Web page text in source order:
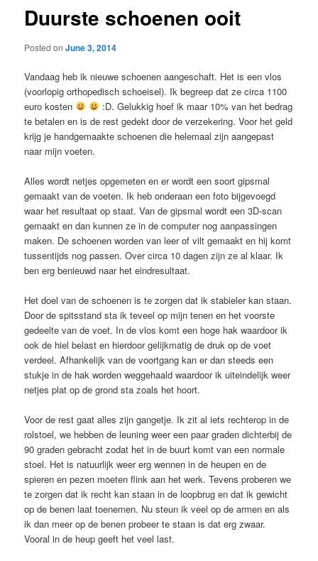
Duurste schoenen ooit
Posted onJune 3, 2014
Vandaag heb ik nieuwe schoenen aangeschaft. Het is een vlos
(voorlopig orthopedisch schoeisel). Ik begreep dat ze circa 1100
euro kosten
:D. Gelukkig hoef ik maar 10% van het bedrag
te betalen en is de rest gedekt door de verzekering. Voor het geld
krijg je handgemaakte schoenen die helemaal zijn aangepast
naar mijn voeten.
Alles wordt netjes opgemeten en er wordt een soort gipsmal
gemaakt van de voeten. Ik heb onderaan een foto bijgevoegd
waar het resultaat op staat. Van de gipsmal wordt een 3D-scan
gemaakt en dan kunnen ze in de computer nog aanpassingen
maken. De schoenen worden van leer of vilt gemaakt en hij komt
tussentijds nog passen. Over circa 10 dagen zijn ze al klaar. Ik
ben erg benieuwd naar het eindresultaat.
Het doel van de schoenen is te zorgen dat ik stabieler kan staan.
Door de spitsstand sta ik teveel op mijn tenen en het voorste
gedeelte van de voet. In de vlos komt een hoge hak waardoor ik
ook de hiel belast en hierdoor gelijkmatig de druk op de voet
verdeel. Afhankelijk van de voortgang kan er dan steeds een
stukje in de hak worden weggehaald waardoor ik uiteindelijk weer
netjes plat op de grond sta zoals het hoort.
Voor de rest gaat alles zijn gangetje. Ik zit al iets rechterop in de
rolstoel, we hebben de leuning weer een paar graden dichterbij de
90 graden gebracht zodat het in de buurt komt van een normale
stoel. Het is natuurlijk weer erg wennen in de heupen en de
spieren en pezen moeten flink aan het werk. Tevens proberen we
te zorgen dat ik recht kan staan in de loopbrug en dat ik gewicht
op de benen laat toenemen. Nu steun ik veel op de armen en als
ik dan meer op de benen probeer te staan is dat erg zwaar.
Vooral in de heup geeft het veel last.